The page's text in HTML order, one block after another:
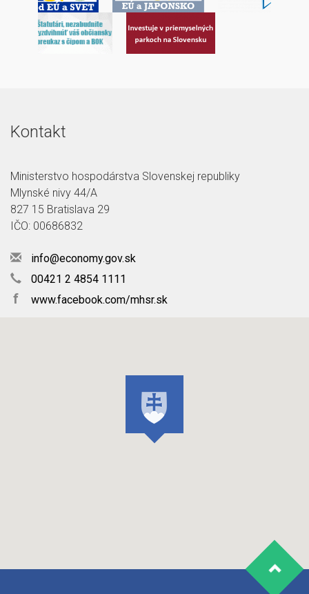
Kontakt
Ministerstvo hospodárstva Slovenskej republiky
Mlynské nivy 44/A
827 15 Bratislava 29
IČO: 00686832
info@economy.gov.sk
00421 2 4854 1111
f www.facebook.com/mhsr.sk